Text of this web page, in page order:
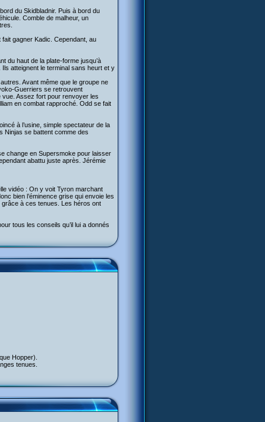
du Skidbladnir. Puis à bord du
Comble de malheur, un
gagner Kadic. Cependant, au
du haut de la plate-forme jusqu’à
atteignent le terminal sans heurt et y
Avant même que le groupe ne
Guerriers se retrouvent
vue. Assez fort pour renvoyer les
en combat rapproché. Odd se fait
à l’usine, simple spectateur de la
Ninjas se battent comme des
change en Supersmoke pour laisser
abattu juste après. Jérémie
vidéo : On y voit Tyron marchant
bien l’éminence grise qui envoie les
à ces tenues. Les héros ont
tous les conseils qu’il lui a donnés
Hopper).
tenues.